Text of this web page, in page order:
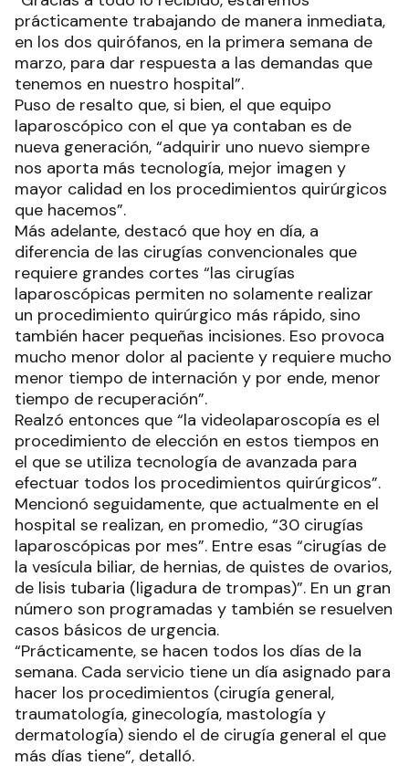
prácticamente trabajando de manera inmediata,
en los dos quirófanos, en la primera semana de
marzo, para dar respuesta a las demandas que
tenemos en nuestro hospital”.
Puso de resalto que, si bien, el que equipo
laparoscópico con el que ya contaban es de
nueva generación, “adquirir uno nuevo siempre
nos aporta más tecnología, mejor imagen y
mayor calidad en los procedimientos quirúrgicos
que hacemos”.
Más adelante, destacó que hoy en día, a
diferencia de las cirugías convencionales que
requiere grandes cortes “las cirugías
laparoscópicas permiten no solamente realizar
un procedimiento quirúrgico más rápido, sino
también hacer pequeñas incisiones. Eso provoca
mucho menor dolor al paciente y requiere mucho
menor tiempo de internación y por ende, menor
tiempo de recuperación”.
Realzó entonces que “la videolaparoscopía es el
procedimiento de elección en estos tiempos en
el que se utiliza tecnología de avanzada para
efectuar todos los procedimientos quirúrgicos”.
Mencionó seguidamente, que actualmente en el
hospital se realizan, en promedio, “30 cirugías
laparoscópicas por mes”. Entre esas “cirugías de
la vesícula biliar, de hernias, de quistes de ovarios,
de lisis tubaria (ligadura de trompas)”. En un gran
número son programadas y también se resuelven
casos básicos de urgencia.
“Prácticamente, se hacen todos los días de la
semana. Cada servicio tiene un día asignado para
hacer los procedimientos (cirugía general,
traumatología, ginecología, mastología y
dermatología) siendo el de cirugía general el que
más días tiene”, detalló.